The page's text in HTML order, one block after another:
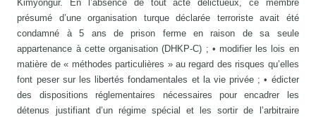
Kimyongur. En l’absence de tout acte délictueux, ce membre
présumé d’une organisation turque déclarée terroriste avait été
condamné à 5 ans de prison ferme en raison de sa seule
appartenance à cette organisation (DHKP-C) ; • modifier les lois en
matière de « méthodes particulières » au regard des risques qu’elles
font peser sur les libertés fondamentales et la vie privée ; • édicter
des dispositions réglementaires nécessaires pour encadrer les
détenus justifiant d’un régime spécial et les sortir de l’arbitraire